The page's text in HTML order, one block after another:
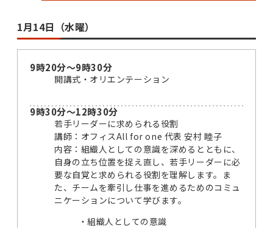
1月14日（水曜）
9時20分～9時30分
開講式・オリエンテーション
9時30分～12時30分
若手リーダーに求められる役割
講師：オフィスAll for one 代表 安村 睦子
内容：組織人としての意識を深めるとともに、
自身の立ち位置を捉え直し、若手リーダーに必
要な自覚と求められる役割を理解します。ま
た、チームを牽引し仕事を進めるためのコミュ
ニケーションについて学びます。
組織人としての意識